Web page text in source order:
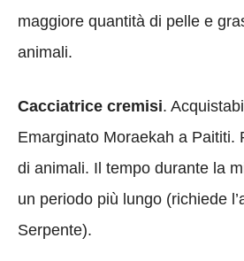
maggiore quantità di pelle e
animali.
Cacciatrice cremisi.
Emarginato Moraekah a Paititi.
di animali. Il tempo durante la
un periodo più lungo (richiede
Serpente).